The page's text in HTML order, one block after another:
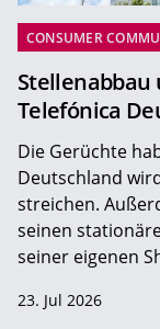
CONSUMER
Stellenabbau
Telefónica
Die Gerüchte
Deutschland
streichen.
seinen
seiner eigenen
23. Jul 2026